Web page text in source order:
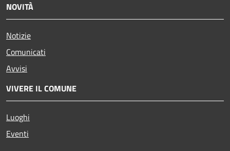
NOVITÀ
Notizie
Comunicati
Avvisi
VIVERE IL COMUNE
Luoghi
Eventi